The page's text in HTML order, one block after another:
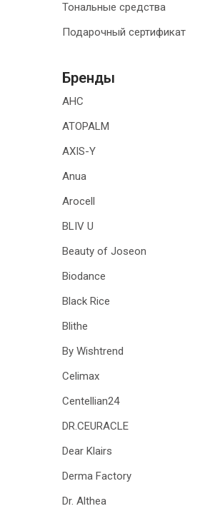
Тональные средства
Подарочный сертификат
Бренды
AHC
ATOPALM
AXIS-Y
Anua
Arocell
BLIV U
Beauty of Joseon
Biodance
Black Rice
Blithe
By Wishtrend
Celimax
Centellian24
DR.CEURACLE
Dear Klairs
Derma Factory
Dr. Althea